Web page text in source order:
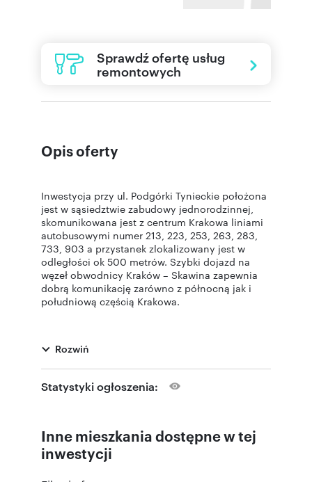
Sprawdź ofertę usług
remontowych
Opis oferty
Inwestycja przy ul. Podgórki Tynieckie położona
jest w sąsiedztwie zabudowy jednorodzinnej,
skomunikowana jest z centrum Krakowa liniami
autobusowymi numer 213, 223, 253, 263, 283,
733, 903 a przystanek zlokalizowany jest w
odległości ok 500 metrów. Szybki dojazd na
węzeł obwodnicy Kraków – Skawina zapewnia
dobrą komunikację zarówno z północną jak i
południową częścią Krakowa.
spożywcze, KFC, paczkomat. Dodatkowo liczne
ścieżki rowerowe, spacerowe zlokalizowane w
Lesie Tynieckim pozwalają na aktywny
wypoczynek.
Pierwszy etap inwestycji składa się z 50
mieszkań o powierzchni od 37 m2 do 74 m2.
Wszystkie mieszkania posiadają balkony.
Rozwiń
Statystyki ogłoszenia:
Inne mieszkania dostępne w tej
inwestycji